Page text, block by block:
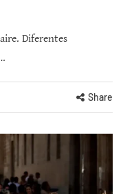
Diferentes
Share